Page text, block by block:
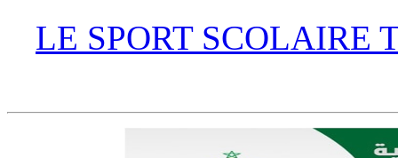
LE SPORT SCOLAIRE